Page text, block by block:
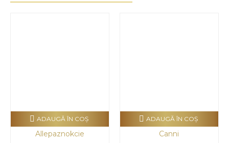
Allepaznokcie
ADAUGĂ ÎN COŞ
Canni
ADAUGĂ ÎN COŞ